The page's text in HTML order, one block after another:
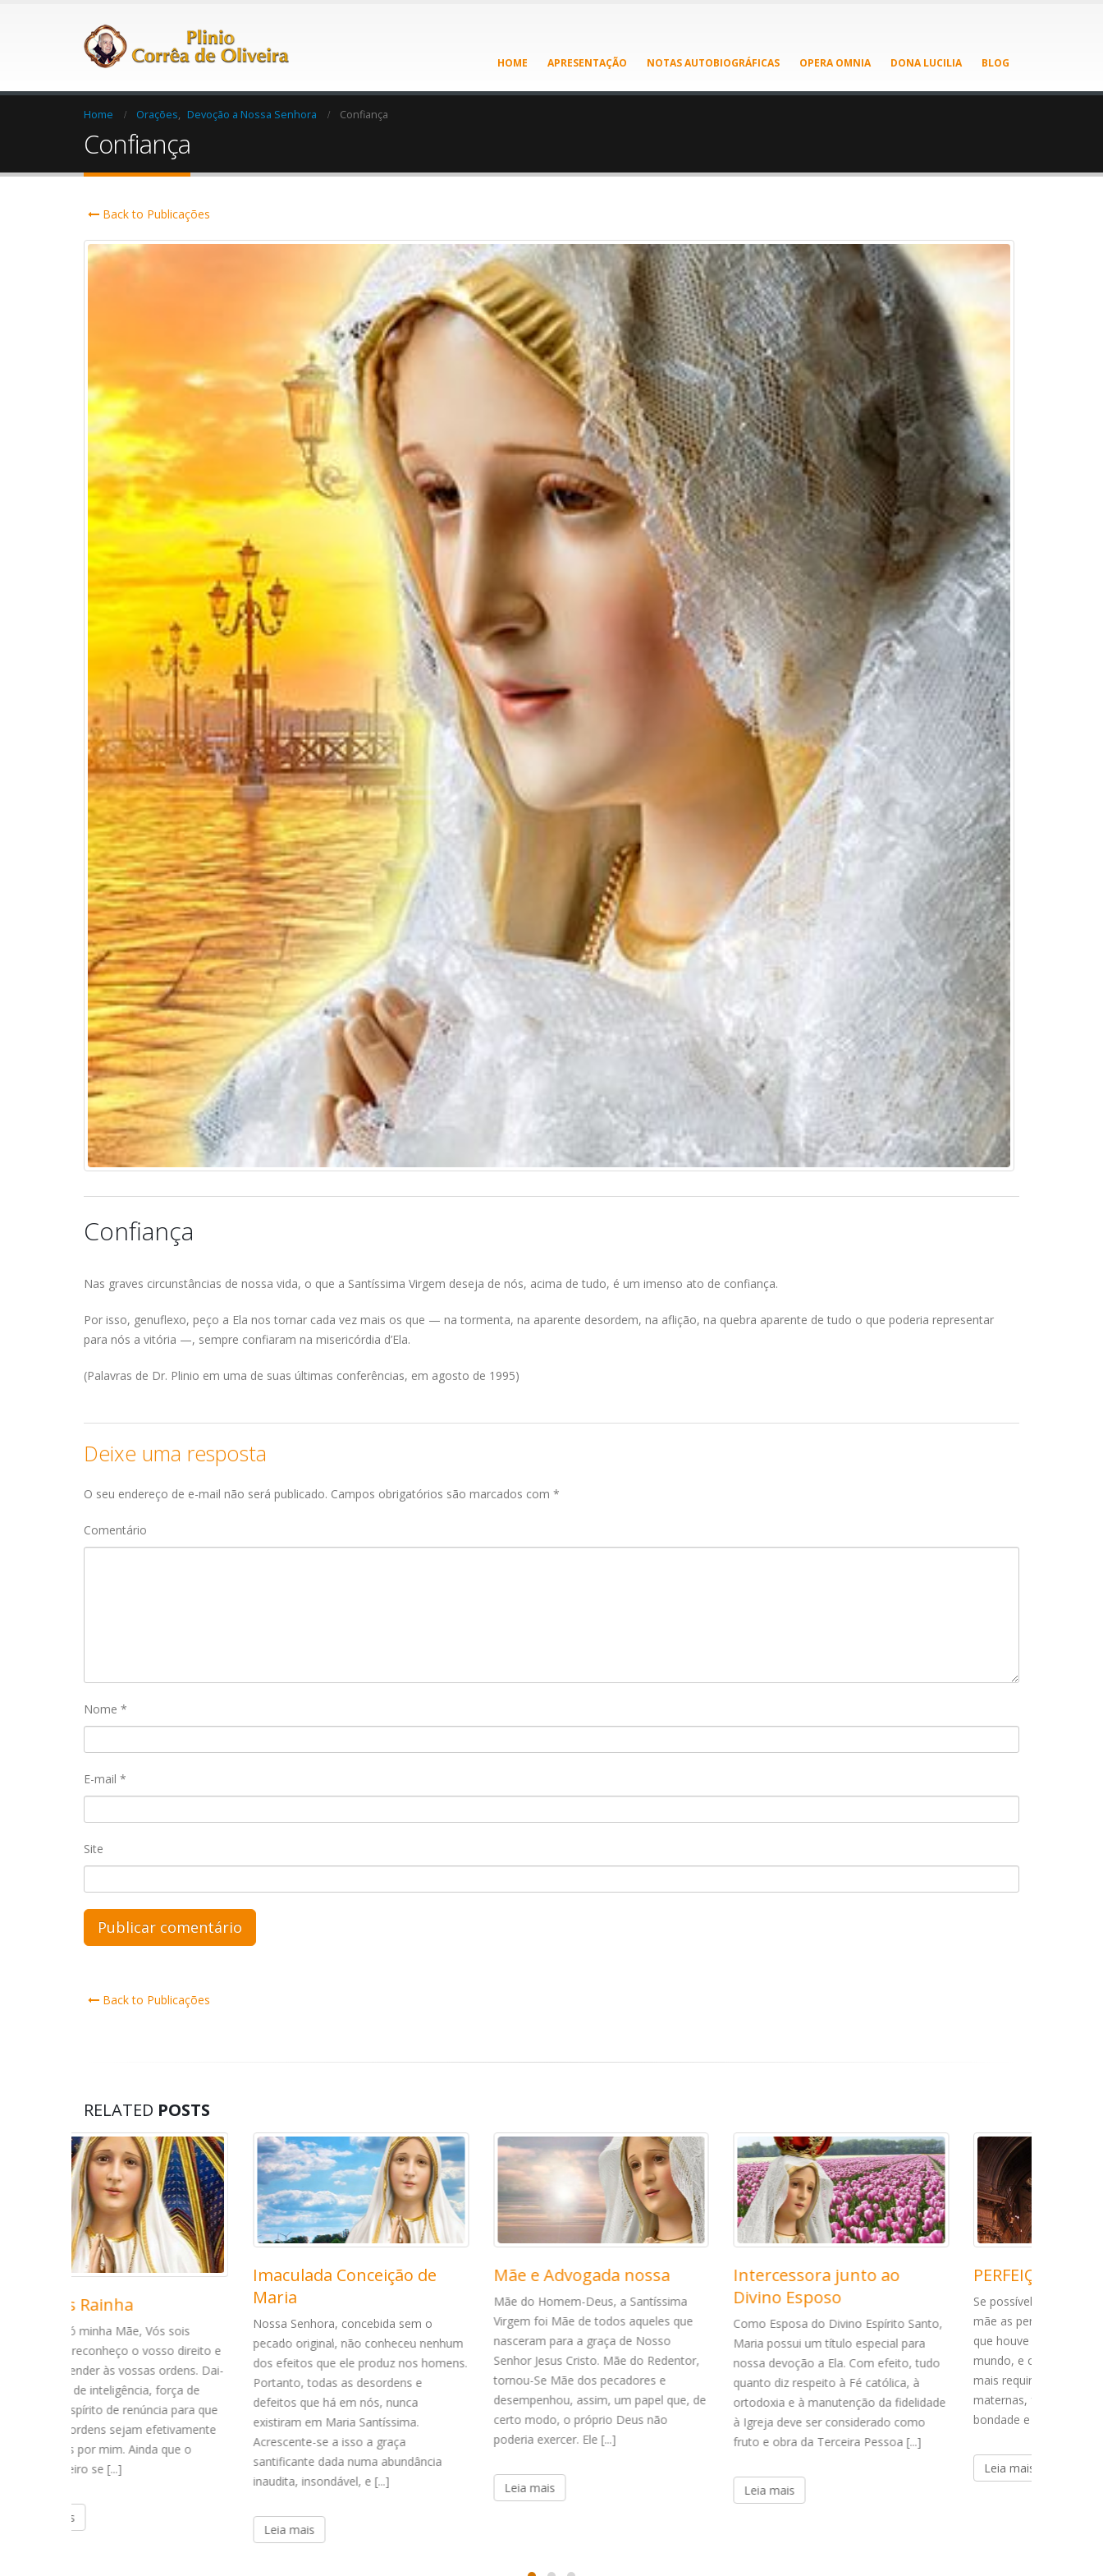
HOME APRESENTAÇÃO NOTAS AUTOBIOGRÁFICAS OPERA OMNIA DONA LUCILIA BLOG
Home Orações, Devoção a Nossa Senhora Confiança
Confiança
Back to Publicações
Confiança
Nas graves circunstâncias de nossa vida, o que a Santíssima Virgem deseja de nós, acima de tudo, é um imenso ato de confiança.
Por isso, genuflexo, peço a Ela nos tornar cada vez mais os que — na tormenta, na aparente desordem, na aflição, na quebra aparente de tudo o que poderia representar
para nós a vitória —, sempre confiaram na misericórdia d’Ela.
(Palavras de Dr. Plinio em uma de suas últimas conferências, em agosto de 1995)
Deixe uma resposta
O seu endereço de e-mail não será publicado. Campos obrigatórios são marcados com *
Comentário
Nome *
E-mail *
Site
Back to Publicações
RELATED POSTS
Imaculada Conceição de
Maria
Nossa Senhora, concebida sem o
pecado original, não conheceu nenhum
dos efeitos que ele produz nos homens.
Portanto, todas as desordens e
defeitos que há em nós, nunca
existiram em Maria Santíssima.
Acrescente-se a isso a graça
santificante dada numa abundância
inaudita, insondável, e [...]
Mãe e Advogada nossa
Mãe do Homem-Deus, a Santíssima
Virgem foi Mãe de todos aqueles que
nasceram para a graça de Nosso
Senhor Jesus Cristo. Mãe do Redentor,
tornou-Se Mãe dos pecadores e
desempenhou, assim, um papel que, de
certo modo, o próprio Deus não
poderia exercer. Ele [...]
Leia mais
Intercessora junto ao
Divino Esposo
Como Esposa do Divino Espírito Santo,
Maria possui um título especial para
nossa devoção a Ela. Com efeito, tudo
quanto diz respeito à Fé católica, à
ortodoxia e à manutenção da fidelidade
à Igreja deve ser considerado como
fruto e obra da Terceira Pessoa [...]
PERFEIÇÃO INCOMPARÁVEL
Se possível fosse reunir numa única
mãe as perfeições de todas as mães
que houve e haverá até o fim do
mundo, e constituir em seu espírito o
mais requintado equilíbrio das virtudes
maternas, fazendo dela um modelo de
bondade e paciência, de força [...]